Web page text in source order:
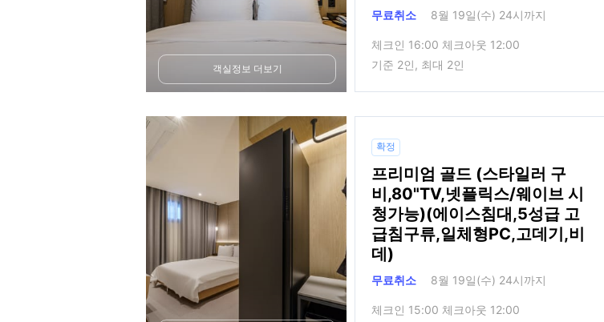
객실정보 더보기
무료취소 8월 19일(수) 24시까지
체크인 16:00 체크아웃 12:00
기준 2인, 최대 2인
확정
프리미엄 골드 (스타일러 구
비,80"TV,넷플릭스/웨이브 시
청가능)(에이스침대,5성급 고
급침구류,일체형PC,고데기,비
데)
무료취소 8월 19일(수) 24시까지
체크인 15:00 체크아웃 12:00